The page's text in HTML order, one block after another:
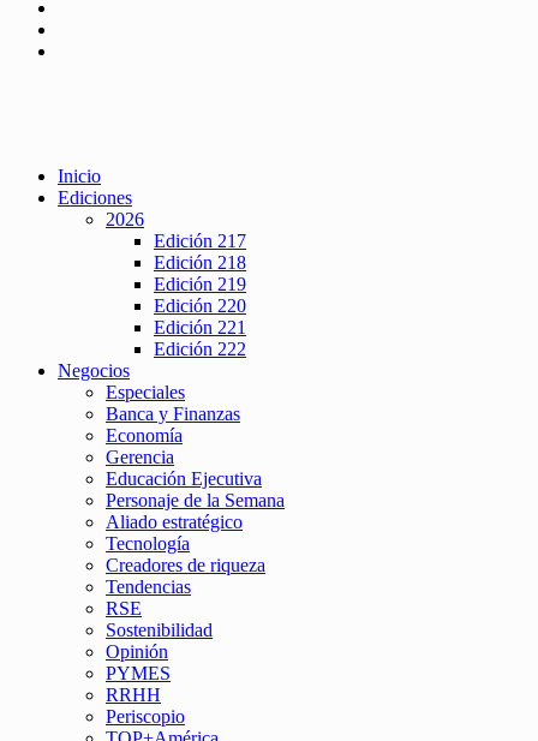
Inicio
Ediciones
2026
Edición 217
Edición 218
Edición 219
Edición 220
Edición 221
Edición 222
Negocios
Especiales
Banca y Finanzas
Economía
Gerencia
Educación Ejecutiva
Personaje de la Semana
Aliado estratégico
Tecnología
Creadores de riqueza
Tendencias
RSE
Sostenibilidad
Opinión
PYMES
RRHH
Periscopio